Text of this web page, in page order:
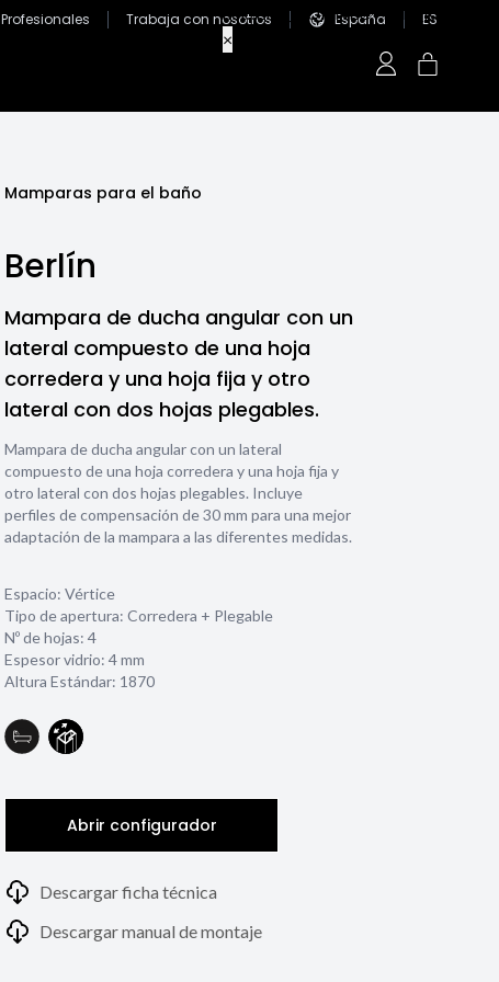
Profesionales Trabaja con nosotros España ES
Mamparas para el baño
Berlín
Mampara de ducha angular con un
lateral compuesto de una hoja
corredera y una hoja fija y otro
lateral con dos hojas plegables.
Mampara de ducha angular con un lateral
compuesto de una hoja corredera y una hoja fija y
otro lateral con dos hojas plegables. Incluye
perfiles de compensación de 30 mm para una mejor
adaptación de la mampara a las diferentes medidas.
Espacio: Vértice
Tipo de apertura: Corredera + Plegable
Nº de hojas: 4
Espesor vidrio:4 mm
Altura Estándar: 1870
Abrir configurador
Descargar ficha técnica
Descargar manual de montaje